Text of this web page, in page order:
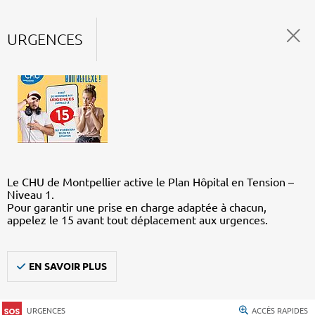
URGENCES
Le CHU de Montpellier active le Plan Hôpital en Tension –
Niveau 1.
Pour garantir une prise en charge adaptée à chacun,
appelez le 15 avant tout déplacement aux urgences.
EN SAVOIR PLUS
URGENCES ACCÈS RAPIDES